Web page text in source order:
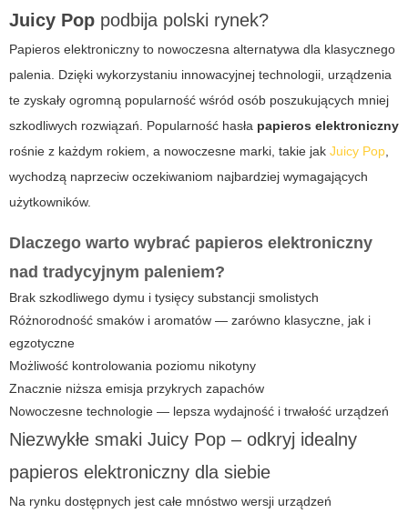
Juicy Pop podbija polski rynek?
Papieros elektroniczny to nowoczesna alternatywa dla klasycznego
palenia. Dzięki wykorzystaniu innowacyjnej technologii, urządzenia
te zyskały ogromną popularność wśród osób poszukujących mniej
szkodliwych rozwiązań. Popularność hasła papieros elektroniczny
rośnie z każdym rokiem, a nowoczesne marki, takie jak Juicy Pop,
wychodzą naprzeciw oczekiwaniom najbardziej wymagających
użytkowników.
Dlaczego warto wybrać papieros elektroniczny
nad tradycyjnym paleniem?
Brak szkodliwego dymu i tysięcy substancji smolistych
Różnorodność smaków i aromatów — zarówno klasyczne, jak i
egzotyczne
Możliwość kontrolowania poziomu nikotyny
Znacznie niższa emisja przykrych zapachów
Nowoczesne technologie — lepsza wydajność i trwałość urządzeń
Niezwykłe smaki Juicy Pop – odkryj idealny
papieros elektroniczny dla siebie
Na rynku dostępnych jest całe mnóstwo wersji urządzeń